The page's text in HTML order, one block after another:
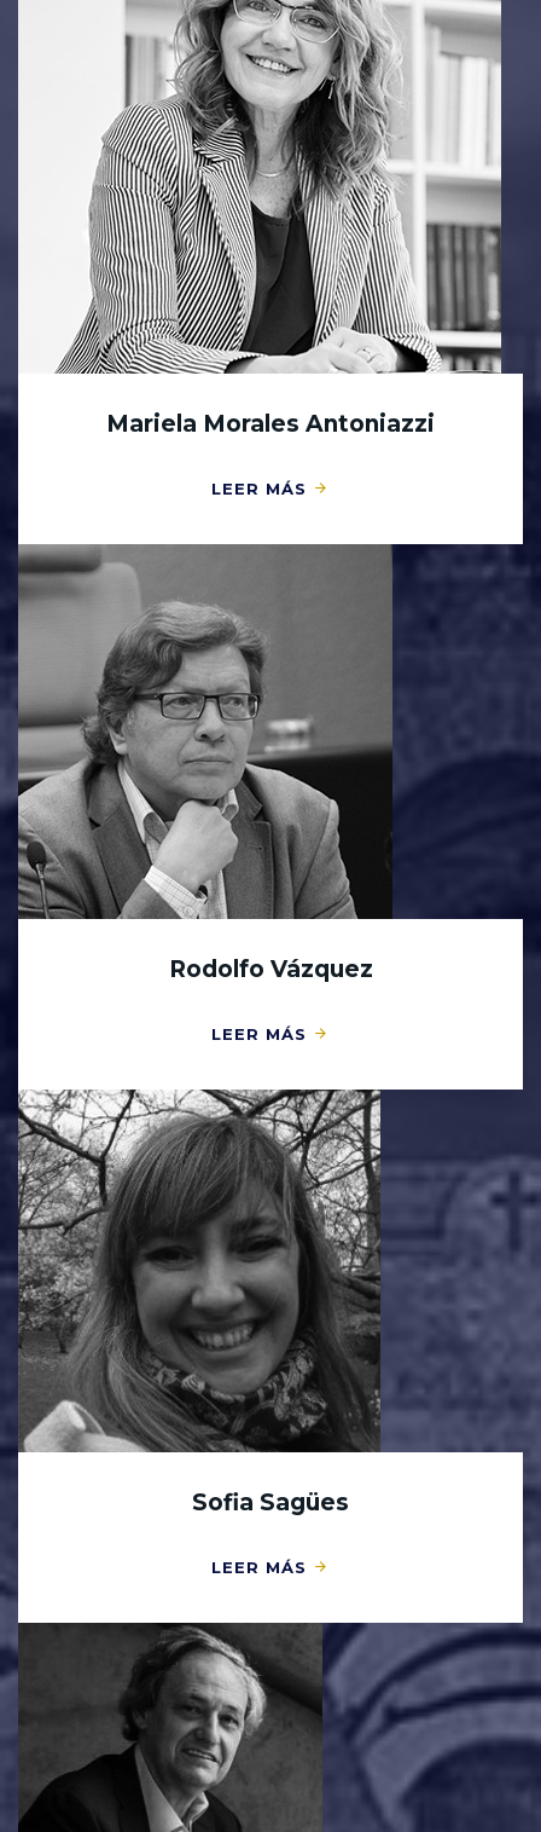
Mariela Morales Antoniazzi
LEER MÁS
Rodolfo Vázquez
LEER MÁS
Sofia Sagües
LEER MÁS